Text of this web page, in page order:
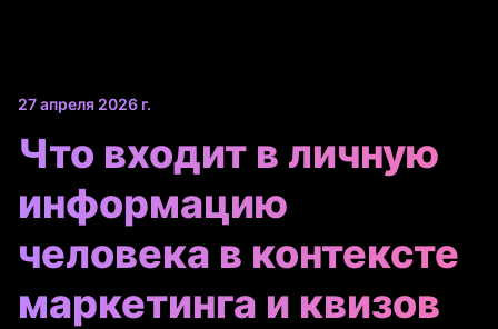
27 апреля 2026 г.
Что входит в личную
информацию
человека в контексте
маркетинга и квизов